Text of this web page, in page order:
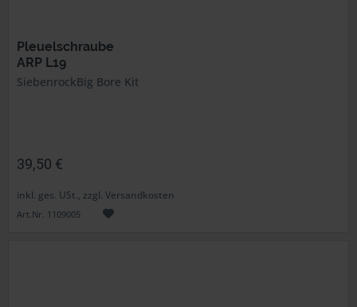
Pleuelschraube
ARP L19
SiebenrockBig Bore Kit
39,50 €
inkl. ges. USt., zzgl. Versandkosten
Art.Nr. 1109005